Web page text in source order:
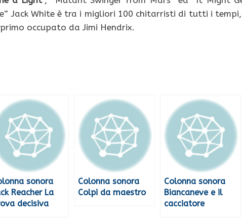
Jack White è tra i migliori 100 chitarristi di tutti i
occupato da Jimi Hendrix.
sonora
Reacher La
decisiva
Colonna sonora
Colpi da maestro
Colonna sonora
Biancaneve e il
cacciatore